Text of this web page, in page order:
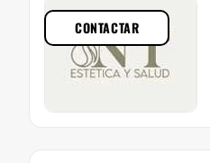
CONTACTAR